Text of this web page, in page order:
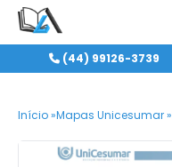
(44) 99126-3739
Início »Mapas Unicesumar »